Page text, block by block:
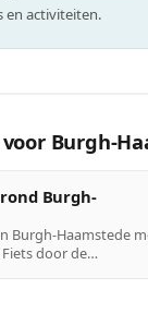
en activiteiten.
Burgh-
Burgh-
Burgh-Haamstede
door de